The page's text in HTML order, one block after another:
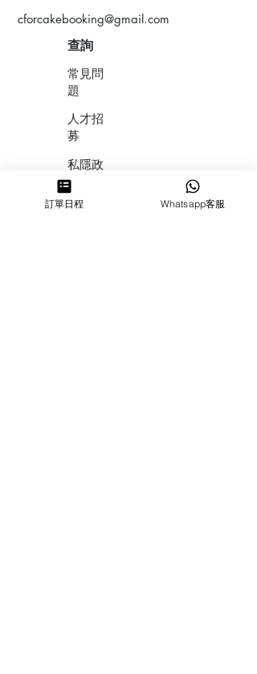
cforcakebooking@gmail.com
查詢
常見問
題
人才招
募
私隱政
策
​積分計
訂單日程 Whatsapp客服